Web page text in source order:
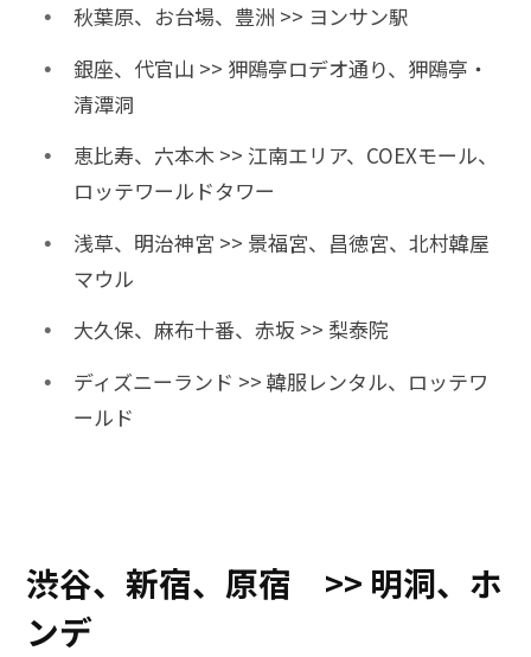
秋葉原、お台場、豊洲 >> ヨンサン駅
銀座、代官山 >> 狎鴎亭ロデオ通り、狎鴎亭・
清潭洞
恵比寿、六本木 >> 江南エリア、COEXモール、
ロッテワールドタワー
浅草、明治神宮 >> 景福宮、昌徳宮、北村韓屋
マウル
大久保、麻布十番、赤坂 >> 梨泰院
ディズニーランド >> 韓服レンタル、ロッテワ
ールド
渋谷、新宿、原宿 >> 明洞、ホ
ンデ